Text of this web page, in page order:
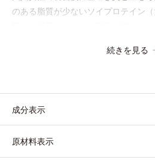
のある脂質が少ないソイプロテイン
体を作る材料であるたんぱく質
甘さ控えめのカフェオレ味、濃厚な抹
いしくたんぱく質を摂れます。
続きを見る
成分表示
原材料表示